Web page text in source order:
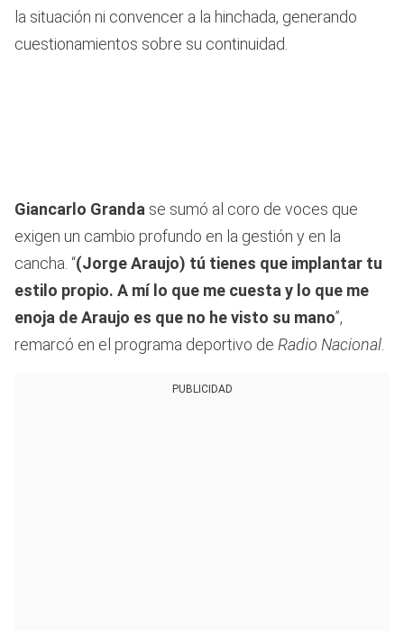
la situación ni convencer a la hinchada, generando
cuestionamientos sobre su continuidad.
Giancarlo Granda se sumó al coro de voces que
exigen un cambio profundo en la gestión y en la
cancha. “(Jorge Araujo) tú tienes que implantar tu
estilo propio. A mí lo que me cuesta y lo que me
enoja de Araujo es que no he visto su mano”,
remarcó en el programa deportivo de Radio Nacional
PUBLICIDAD